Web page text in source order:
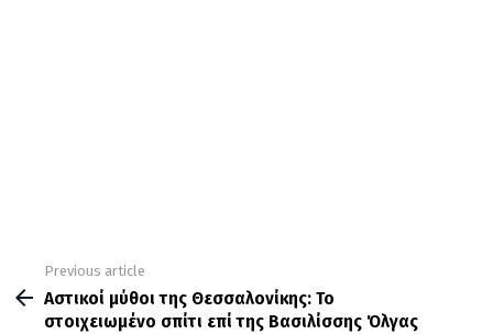
more
Previous article
Αστικοί μύθοι της Θεσσαλονίκης: Το
στοιχειωμένο σπίτι επί της Βασιλίσσης Όλγας